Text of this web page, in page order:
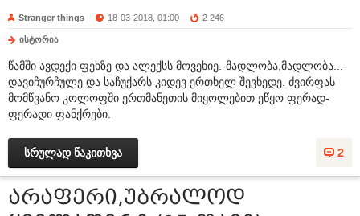
Stranger things 18-03-2018, 01:00 2 246
ისტორია
წამში ავდექი ფეხზე და ალექსს მოვეხიე.-მადლობა,მადლობა...-
დავიჩურჩულე და საჩუქარს კიდევ ერთხელ შევხედე. ძვირფას
მომწვანო კოლოფში ერთმანეთის მიყოლებით ეწყო ფერად-
ფერადი ფანქრები.
2
სრულად წაკითხვა
არაფერი,უბრალოდ